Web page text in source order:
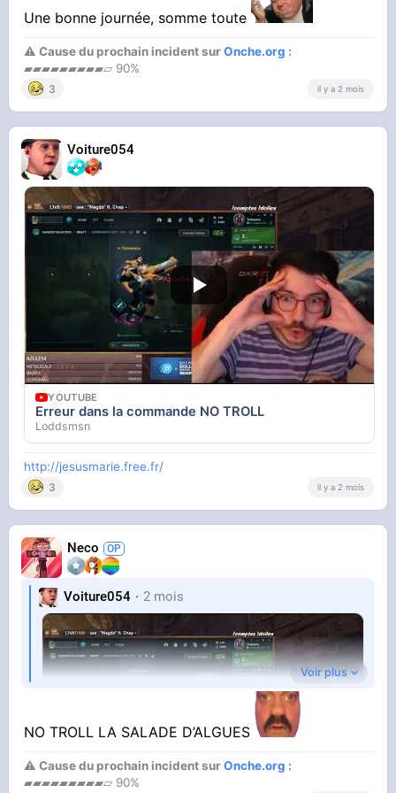
Une bonne journée, somme toute
⚠ Cause du prochain incident surOnche.org :
▰▰▰▰▰▰▰▰▰▱ 90%
3 il y a 2 mois
Voiture054
YOUTUBE
Erreur dans la commande NO TROLL
Loddsmsn
http://jesusmarie.free.fr/
3 il y a 2 mois
Neco
Voiture054 2 mois
Voir plus
NO TROLL LA SALADE D’ALGUES
⚠ Cause du prochain incident surOnche.org :
▰▰▰▰▰▰▰▰▰▱ 90%